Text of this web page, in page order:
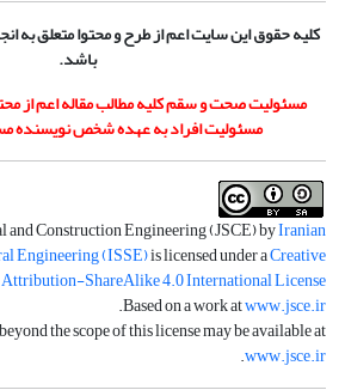
کلیه حقوق این سایت اعم از طرح و محتوا متعلق به
باشد.
مسئولیت صحت و سقم کلیه مطالب مقاله اعم از
مسئولیت افراد به عهده شخص نویسنده
and Construction Engineering (JSCE) byIranian
Engineering (ISSE)is licensed under aCreative
ShareAlike 4.0 International License
Based on a work atwww.jsce.ir
.
the scope of this license may be available at
www.jsce.ir
.